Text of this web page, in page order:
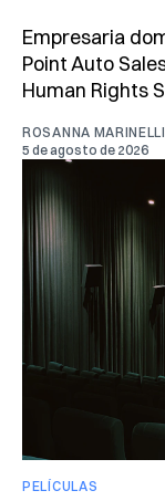
Empresaria
Point Auto
Human Rights
ROSANNA MARINELLI
5 de agosto de 2026
PELÍCULAS